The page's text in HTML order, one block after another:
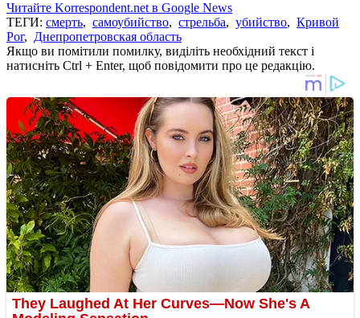
Читайте Korrespondent.net в Google News
ТЕГИ: смерть, самоубийство, стрельба, убийство, Кривой
Рог, Днепропетровская область
Якщо ви помітили помилку, виділіть необхідний текст і
натисніть Ctrl + Enter, щоб повідомити про це редакцію.